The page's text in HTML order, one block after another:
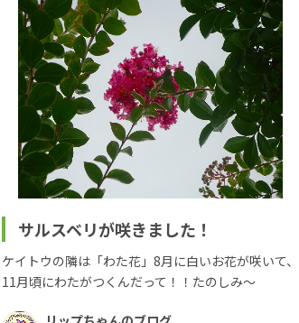
サルスベリが咲きました！
ケイトウの隣は「わた花」8月に白いお花が咲いて、
11月頃にわたがつくんだって！！たのしみ～